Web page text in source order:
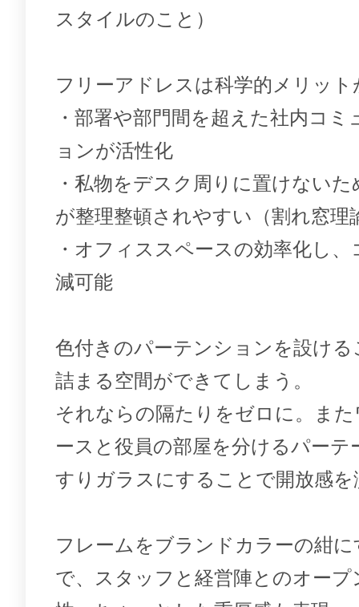
スタイルのこと）
フリーアドレスは科学的メリット
・部署や部門間を超えた社内コミ
ョンが活性化
・私物をデスク周りに置けない
が整理整頓されやすい（割れ窓理
・オフィススペースの効率化し
減可能
色付きのパーテンションを設け
詰まる空間ができてしまう。
それならの隔たりをゼロに。ま
ースと役員の部屋を分けるパーテ
すりガラスにすることで開放感を
フレームをブランドカラーの紺
で、スタッフと経営陣とのオープ